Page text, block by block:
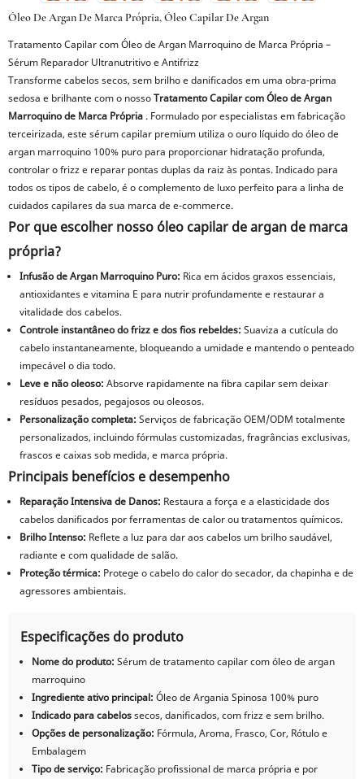
Óleo De Argan De Marca Própria, Óleo Capilar De Argan
Tratamento Capilar com Óleo de Argan Marroquino de Marca Própria –
Sérum Reparador Ultranutritivo e Antifrizz
Transforme cabelos secos, sem brilho e danificados em uma obra-prima
sedosa e brilhante com o nossoTratamento Capilar com Óleo de Argan
Marroquino de Marca Própria . Formulado por especialistas em fabricação
terceirizada, este sérum capilar premium utiliza o ouro líquido do óleo de
argan marroquino 100% puro para proporcionar hidratação profunda,
controlar o frizz e reparar pontas duplas da raiz às pontas. Indicado para
todos os tipos de cabelo, é o complemento de luxo perfeito para a linha de
cuidados capilares da sua marca de e-commerce.
Por que escolher nosso óleo capilar de argan de marca
própria?
Infusão de Argan Marroquino Puro: Rica em ácidos graxos essenciais,
antioxidantes e vitamina E para nutrir profundamente e restaurar a
vitalidade dos cabelos.
Controle instantâneo do frizz e dos fios rebeldes: Suaviza a cutícula do
cabelo instantaneamente, bloqueando a umidade e mantendo o penteado
impecável o dia todo.
Leve e não oleoso: Absorve rapidamente na fibra capilar sem deixar
resíduos pesados, pegajosos ou oleosos.
Personalização completa: Serviços de fabricação OEM/ODM totalmente
personalizados, incluindo fórmulas customizadas, fragrâncias exclusivas,
frascos e caixas sob medida, e marca própria.
Principais benefícios e desempenho
Reparação Intensiva de Danos: Restaura a força e a elasticidade dos
cabelos danificados por ferramentas de calor ou tratamentos químicos.
Brilho Intenso: Reflete a luz para dar aos cabelos um brilho saudável,
radiante e com qualidade de salão.
Proteção térmica: Protege o cabelo do calor do secador, da chapinha e de
agressores ambientais.
Especificações do produto
Nome do produto: Sérum de tratamento capilar com óleo de argan
marroquino
Ingrediente ativo principal: Óleo de Argania Spinosa 100% puro
Indicado para cabelossecos, danificados, com frizz e sem brilho.
Opções de personalização: Fórmula, Aroma, Frasco, Cor, Rótulo e
Embalagem
Tipo de serviço: Fabricação profissional de marca própria e por